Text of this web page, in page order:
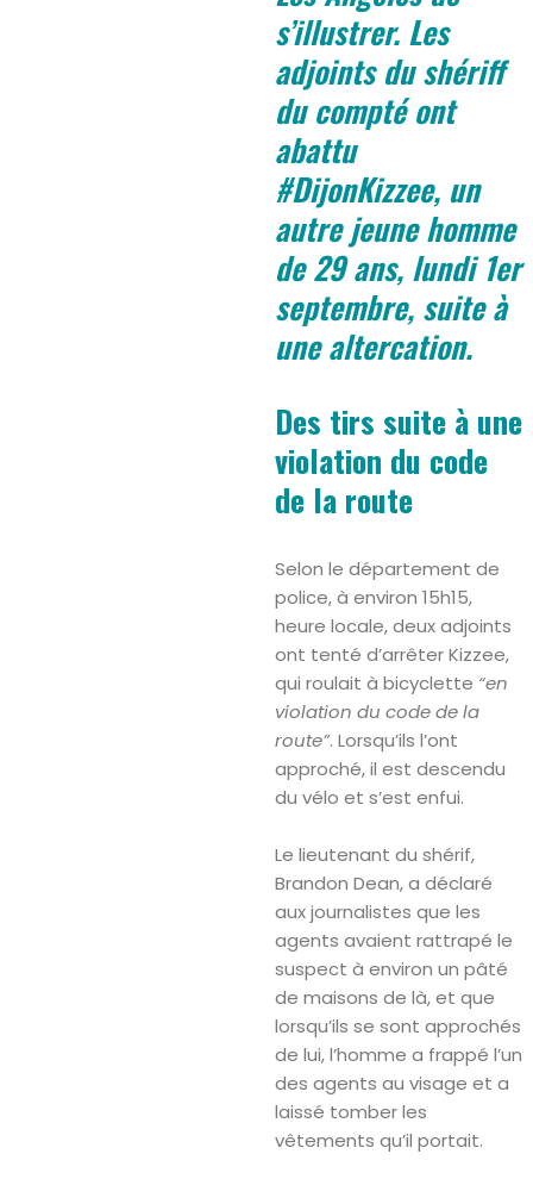
s’illustrer. Les
adjoints du shériff
du compté ont
abattu
#DijonKizzee, un
autre jeune homme
de 29 ans, lundi 1er
septembre, suite à
une altercation.
Des tirs suite à une
violation du code
de la route
Selon le département de
police, à environ 15h15,
heure locale, deux adjoints
ont tenté d’arrêter Kizzee,
qui roulait à bicyclette “en
violation du code de la
route”. Lorsqu’ils l’ont
approché, il est descendu
du vélo et s’est enfui.
Le lieutenant du shérif,
Brandon Dean, a déclaré
aux journalistes que les
agents avaient rattrapé le
suspect à environ un pâté
de maisons de là, et que
lorsqu’ils se sont approchés
de lui, l’homme a frappé l’un
des agents au visage et a
laissé tomber les
vêtements qu’il portait.